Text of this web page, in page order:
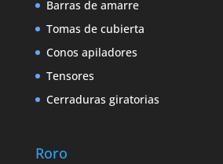
Barras de amarre
Tomas de cubierta
Conos apiladores
Tensores
Cerraduras giratorias
Roro